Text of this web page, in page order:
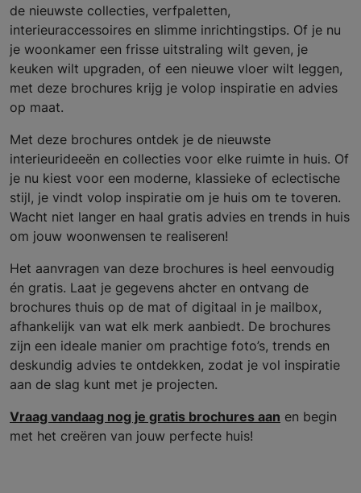
de nieuwste collecties, verfpaletten,
interieuraccessoires en slimme inrichtingstips. Of je nu
je woonkamer een frisse uitstraling wilt geven, je
keuken wilt upgraden, of een nieuwe vloer wilt leggen,
met deze brochures krijg je volop inspiratie en advies
op maat.
Met deze brochures ontdek je de nieuwste
interieurideeën en collecties voor elke ruimte in huis. Of
je nu kiest voor een moderne, klassieke of eclectische
stijl, je vindt volop inspiratie om je huis om te toveren.
Wacht niet langer en haal gratis advies en trends in huis
om jouw woonwensen te realiseren!
Het aanvragen van deze brochures is heel eenvoudig
én gratis. Laat je gegevens ahcter en ontvang de
brochures thuis op de mat of digitaal in je mailbox,
afhankelijk van wat elk merk aanbiedt. De brochures
zijn een ideale manier om prachtige foto’s, trends en
deskundig advies te ontdekken, zodat je vol inspiratie
aan de slag kunt met je projecten.
Vraag vandaag nog je gratis brochures aan en begin
met het creëren van jouw perfecte huis!